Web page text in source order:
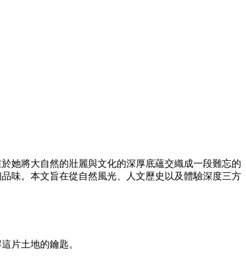
她將大自然的壯麗與文化的深厚底蘊交織成一段難忘的
味。本文旨在從自然風光、人文歷史以及體驗深度三方
片土地的鑰匙。